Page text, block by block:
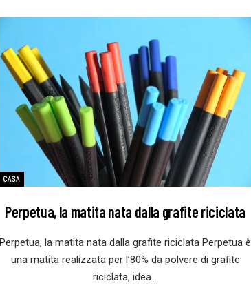
CASA
Perpetua, la matita nata dalla grafite riciclata
Perpetua, la matita nata dalla grafite riciclata Perpetua è
una matita realizzata per l’80% da polvere di grafite
riciclata, idea…